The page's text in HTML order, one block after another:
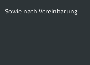
Sowie nach Vereinbarung